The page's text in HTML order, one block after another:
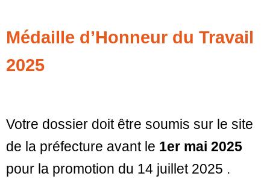
Médaille d’Honneur du Travail
2025
Votre dossier doit être soumis sur le site
de la préfecture avant le 1er mai 2025
pour la promotion du 14 juillet 2025 .